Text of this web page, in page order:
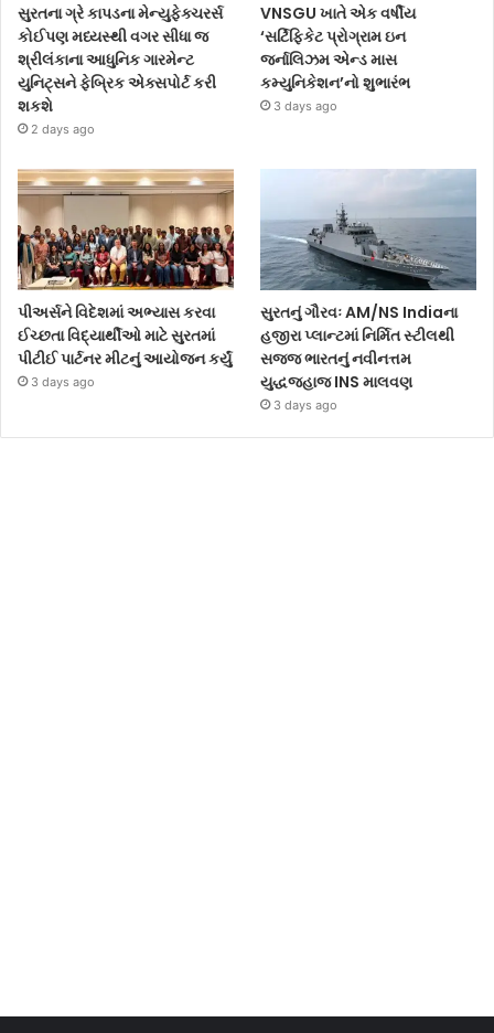
સુરતના ગ્રે કાપડના મેન્યુફેક્ચરર્સ
કોઈપણ મધ્યસ્થી વગર સીધા જ
શ્રીલંકાના આધુનિક ગારમેન્ટ
યુનિટ્સને ફેબ્રિક એક્સપોર્ટ કરી
શકશે
2 days ago
VNSGU ખાતે એક વર્ષીય
‘સર્ટિફિકેટ પ્રોગ્રામ ઇન
જર્નાલિઝમ એન્ડ માસ
કમ્યુનિકેશન’નો શુભારંભ
3 days ago
પીઅર્સને વિદેશમાં અભ્યાસ કરવા
ઈચ્છતા વિદ્યાર્થીઓ માટે સુરતમાં
પીટીઈ પાર્ટનર મીટનું આયોજન કર્યું
3 days ago
સુરતનું ગૌરવઃ AM/NS Indiaના
હજીરા પ્લાન્ટમાં નિર્મિત સ્ટીલથી
સજ્જ ભારતનું નવીનત્તમ
યુદ્ધજહાજ INS માલવણ
3 days ago